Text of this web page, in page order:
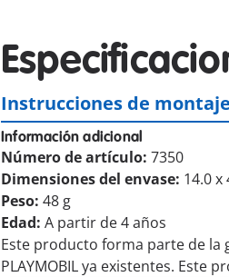
Instrucciones de montaje
Información adicional
Número de artículo: 7350
Dimensiones del envase: 14.0 x
Peso: 48 g
Edad: A partir de 4 años
Este producto forma parte de la
PLAYMOBIL ya existentes. Este